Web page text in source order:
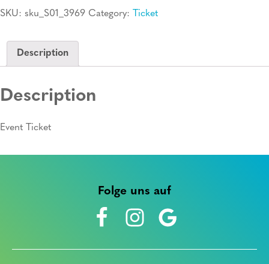
quantity
SKU: sku_S01_3969 Category: Ticket
Description
Description
Event Ticket
Folge uns auf